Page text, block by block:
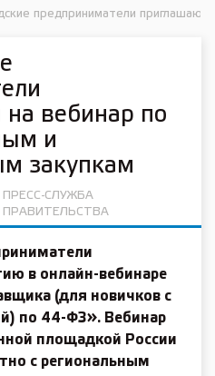
предприниматели
вебинар по
и
закупкам
ПРЕСС-СЛУЖБА
ПРАВИТЕЛЬСТВА
в онлайн-вебинаре
(для новичков с
по 44-ФЗ». Вебинар
площадкой России
с региональным